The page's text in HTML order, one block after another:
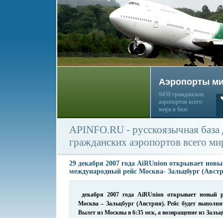
Аэропорты
9439 гражданских
аэропортов всего
мира в базе
APINFO.RU - русскоязычная
гражданских аэропортов всего
29 декабря 2007 года AiRUnion открывает
международный рейс Москва- Зальцбург
декабря 2007 года AiRUnion открывает новый
Москва – Зальцбург (Австрия). Рейс будет
Вылет из Москвы в 6:35 мск, а возвращение из